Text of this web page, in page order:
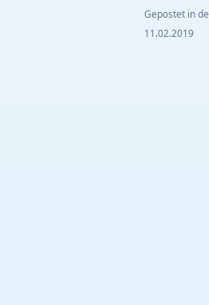
Gepostet in
11.02.2019